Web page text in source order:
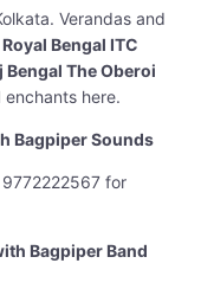
Verandas and
Bengal ITC
The Oberoi
enchants here.
Bagpiper Sounds
for
Bagpiper Band